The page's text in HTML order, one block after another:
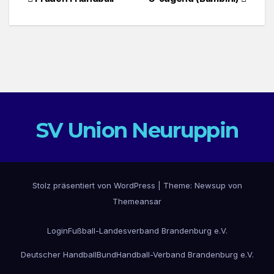
SV Union Neuruppin
Stolz präsentiert von WordPress
Theme: Newsup von
Themeansar
LoginFußball-Landesverband Brandenburg e.V.
Deutscher HandballBundHandball-Verband Brandenburg e.V.